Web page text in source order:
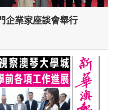
企業家座談會舉行